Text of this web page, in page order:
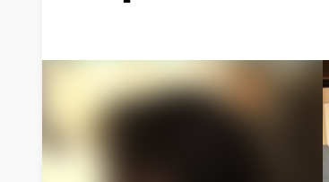
CENNIK DLA
PRAWA PACJENTA
DOKUMENTACJA
DODATKOWE